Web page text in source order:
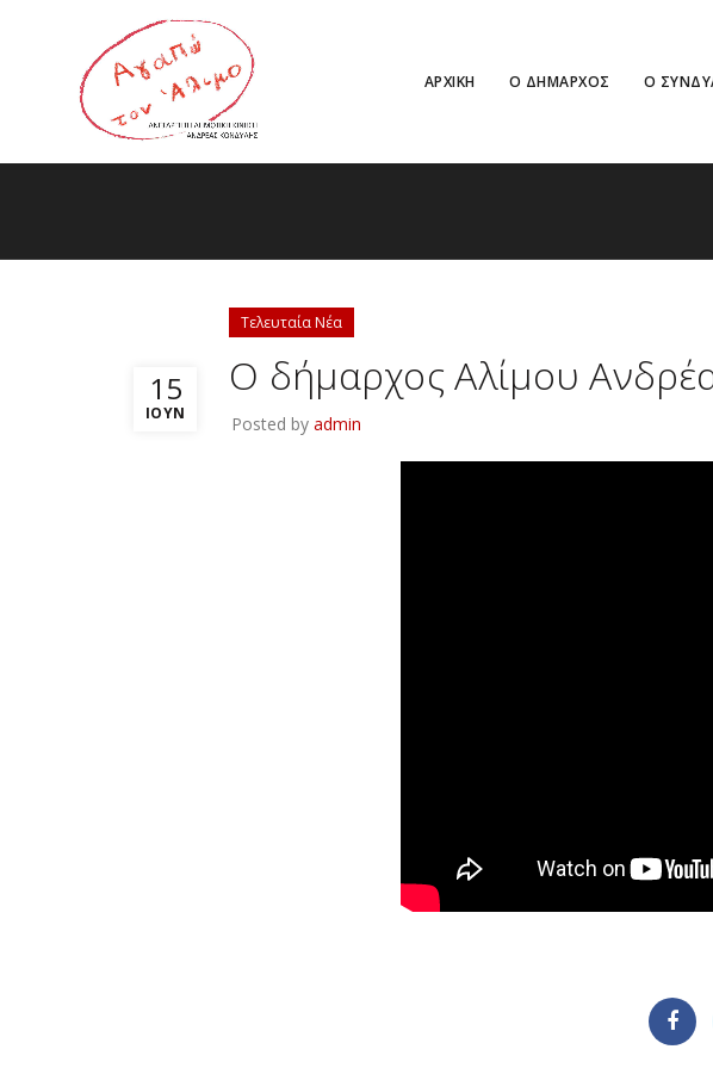
ΑΡΧΙΚΗ Ο ΔΗΜΑΡΧΟΣ Ο
15
ΙΟΎΝ
Τελευταία Νέα
Ο δήμαρχος Αλίμου
Posted by admin